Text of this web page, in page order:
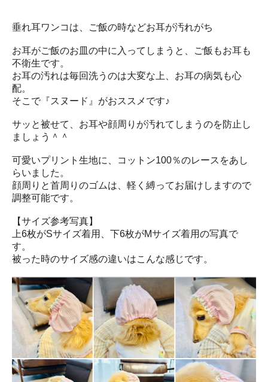
垂れ耳ワンコは、ご飯の時などお耳が汚れがち
お耳がご飯のお皿の中に入ってしまうと、ご飯もお耳も
不衛生です。
お耳の汚れは毎回洗うのは大変な上、お耳の病気も心
配。
そこで『スヌード』がおススメです♪
サッと被せて、お耳や顔周りが汚れてしまうのを防止し
ましょう＾＾
可愛いプリント生地に、コットン100％のレースをあし
らいました。
顔周りと首周りのゴムは、軽く縛ってお届けしますので
調整可能です。
【サイズ参考写真】
上6枚がSサイズ着用、下6枚がMサイズ着用の写真で
す。
被った時のサイズ感の違いはこんな感じです。